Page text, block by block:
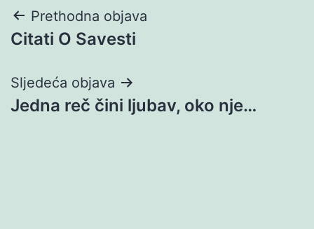
Navigacija
objava
Prethodna objava
Citati O Savesti
Sljedeća objava
Jedna reč čini ljubav, oko nje…